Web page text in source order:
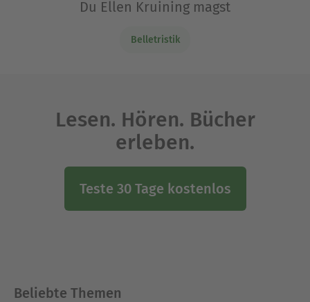
Du Ellen Kruining magst
Belletristik
Lesen. Hören. Bücher
erleben.
Teste 30 Tage kostenlos
Beliebte Themen